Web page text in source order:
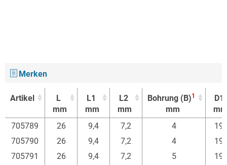
Merken
Artikel
L
mm
L1
mm
L2
mm
Bohrung (B)1
mm
D1
mm
Artikel
L
L1
L2
Bohrung (B)
D1
705789 26 9,4 7,2 4
705790
26 9,4 7,2 4
705791
26 9,4 7,2 5